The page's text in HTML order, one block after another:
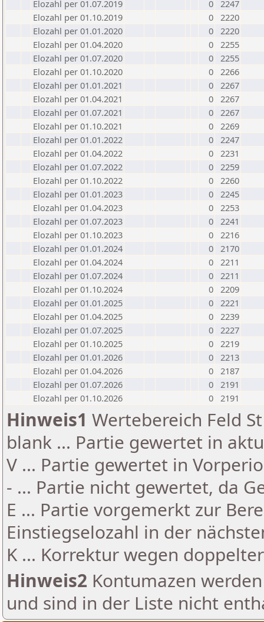
Elozahl per 01.07.2019
0 2247
Elozahl per 01.10.2019
0 2220
Elozahl per 01.01.2020
0 2220
Elozahl per 01.04.2020
0 2255
Elozahl per 01.07.2020
0 2255
Elozahl per 01.10.2020
0 2266
Elozahl per 01.01.2021
0 2267
Elozahl per 01.04.2021
0 2267
Elozahl per 01.07.2021
0 2267
Elozahl per 01.10.2021
0 2269
Elozahl per 01.01.2022
0 2247
Elozahl per 01.04.2022
0 2231
Elozahl per 01.07.2022
0 2259
Elozahl per 01.10.2022
0 2260
Elozahl per 01.01.2023
0 2245
Elozahl per 01.04.2023
0 2253
Elozahl per 01.07.2023
0 2241
Elozahl per 01.10.2023
0 2216
Elozahl per 01.01.2024
0 2170
Elozahl per 01.04.2024
0 2211
Elozahl per 01.07.2024
0 2211
Elozahl per 01.10.2024
0 2209
Elozahl per 01.01.2025
0 2221
Elozahl per 01.04.2025
0 2239
Elozahl per 01.07.2025
0 2227
Elozahl per 01.10.2025
0 2219
Elozahl per 01.01.2026
0 2213
Elozahl per 01.04.2026
0 2187
Elozahl per 01.07.2026
0 2191
Elozahl per 01.10.2026
0 2191
Hinweis1 Wertebereich Feld
blank ... Partie gewertet in
V ... Partie gewertet in
- ... Partie nicht gewertet, da
E ... Partie vorgemerkt zur
Einstiegselozahl in der
K ... Korrektur wegen
Hinweis2 Kontumazen
und sind in der Liste nicht